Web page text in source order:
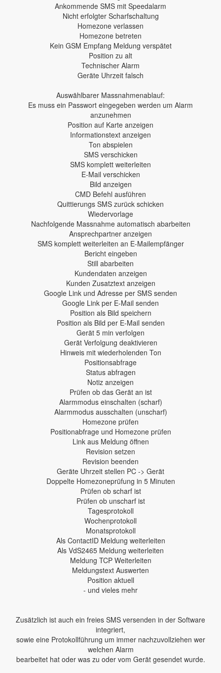
Ankommende SMS mit Speedalarm
Nicht erfolgter Scharfschaltung
Homezone verlassen
Homezone betreten
Kein GSM Empfang Meldung verspätet
Position zu alt
Technischer Alarm
Geräte Uhrzeit falsch
Auswählbarer Massnahmenablauf:
Es muss ein Passwort eingegeben werden um Alarm
anzunehmen
Position auf Karte anzeigen
Informationstext anzeigen
Ton abspielen
SMS verschicken
SMS komplett weiterleiten
E-Mail verschicken
Bild anzeigen
CMD Befehl ausführen
Quittierungs SMS zurück schicken
Wiedervorlage
Nachfolgende Massnahme automatisch abarbeiten
Ansprechpartner anzeigen
SMS komplett weiterleiten an E-Mailempfänger
Bericht eingeben
Still abarbeiten
Kundendaten anzeigen
Kunden Zusatztext anzeigen
Google Link und Adresse per SMS senden
Google Link per E-Mail senden
Position als Bild speichern
Position als Bild per E-Mail senden
Gerät 5 min verfolgen
Gerät Verfolgung deaktivieren
Hinweis mit wiederholenden Ton
Positionsabfrage
Status abfragen
Notiz anzeigen
Prüfen ob das Gerät an ist
Alarmmodus einschalten (scharf)
Alarmmodus ausschalten (unscharf)
Homezone prüfen
Positionabfrage und Homezone prüfen
Link aus Meldung öffnen
Revision setzen
Revision beenden
Geräte Uhrzeit stellen PC -> Gerät
Doppelte Homezoneprüfung in 5 Minuten
Prüfen ob scharf ist
Prüfen ob unscharf ist
Tagesprotokoll
Wochenprotokoll
Monatsprotokoll
Als ContactID Meldung weiterleiten
Als VdS2465 Meldung weiterleiten
Meldung TCP Weiterleiten
Meldungstext Auswerten
Position aktuell
- und vieles mehr
Zusätzlich ist auch ein freies SMS versenden in der Software
integriert,
sowie eine Protokollführung um immer nachzuvollziehen wer
welchen Alarm
bearbeitet hat oder was zu oder vom Gerät gesendet wurde.